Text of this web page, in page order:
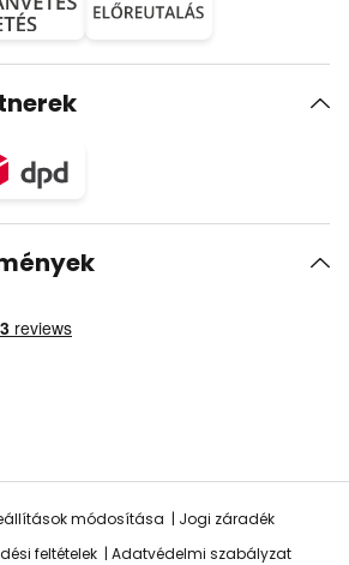
módosítása
Jogi záradék
feltételek
Adatvédelmi szabályzat